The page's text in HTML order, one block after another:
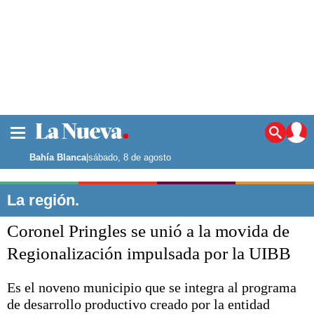
Noticias
La ciudad
Punta Alta
El mundo
Seguridad
Opinión
Deportes
Escenario Olímpico
Liga del Sur
Bahía Blanca|sábado, 8 de agosto
La región.
Coronel Pringles se unió a la movida de
Regionalización impulsada por la UIBB
Es el noveno municipio que se integra al programa
de desarrollo productivo creado por la entidad